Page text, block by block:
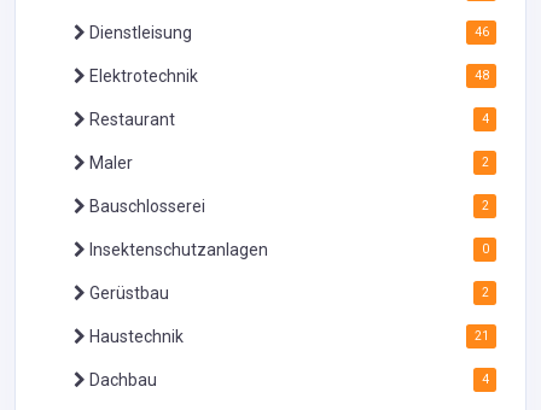
Dienstleisung 46
Elektrotechnik 48
Restaurant 4
Maler 2
Bauschlosserei 2
Insektenschutzanlagen 0
Gerüstbau 2
Haustechnik 21
Dachbau 4